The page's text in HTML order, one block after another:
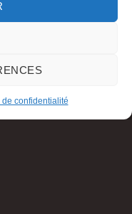
confidentialité